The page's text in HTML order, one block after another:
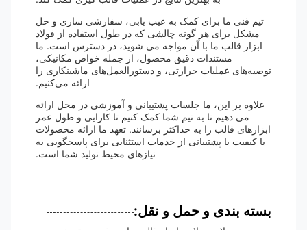
تیم فنی ما برای کمک به عیب یابی، سفارشی سازی و حل
مشکل برای هر گونه چالشی که در طول استفاده از فولاد
ابزار قالب ما با آن مواجه می شوید، در دسترس است. ما
مستندات دقیق محصول، از جمله خواص مکانیکی،
توصیه‌های عملیات حرارتی، و دستورالعمل‌های ماشینکاری را
ارائه می‌کنیم.
علاوه بر این، ما جلسات پشتیبانی و آموزشی در محل ارائه
می دهیم تا به تیم شما کمک کنیم تا کارایی و طول عمر
ابزارهای قالب را به حداکثر برسانند. تعهد ما ارائه محصولات
با کیفیت با پشتیبانی از خدمات استثنایی برای پاسخگویی به
نیازهای محیط تولید شما است.
بسته بندی و حمل و نقل: